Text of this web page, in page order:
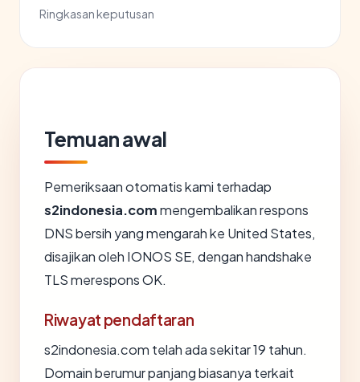
Ringkasan keputusan
Temuan awal
Pemeriksaan otomatis kami terhadap
s2indonesia.commengembalikan respons
DNS bersih yang mengarah ke United States,
disajikan oleh IONOS SE, dengan handshake
TLS merespons OK.
Riwayat pendaftaran
s2indonesia.com telah ada sekitar 19 tahun.
Domain berumur panjang biasanya terkait